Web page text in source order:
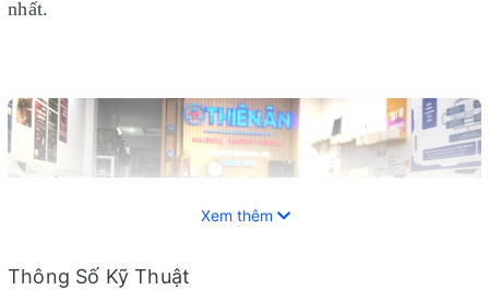
nhất.
Xem thêm
Thông Số Kỹ Thuật